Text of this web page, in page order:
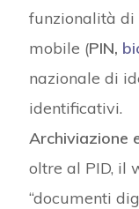
funzionalità di
mobile (PIN,
nazionale di
identificativi.
Archiviazione
oltre al PID, il
“documenti